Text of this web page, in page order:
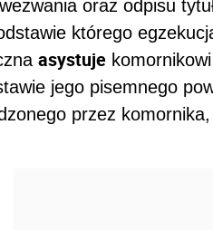
oraz odpisu
którego
asystuje
jego pisemnego
przez